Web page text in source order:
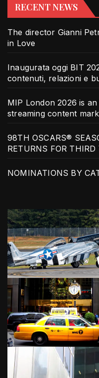
RECENT NEWS
The director Gianni
in Love
Inaugurata oggi BIT
contenuti, relazioni e
MIP London 2026 is
streaming content
98TH OSCARS®
RETURNS FOR THIRD
NOMINATIONS BY